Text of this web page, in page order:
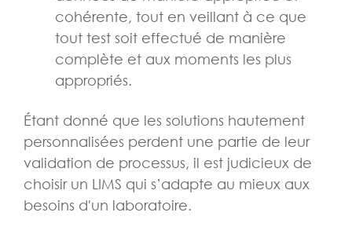
cohérente, tout en veillant à ce que
tout test soit effectué de manière
complète et aux moments les plus
appropriés.
Étant donné que les solutions hautement
personnalisées perdent une partie de leur
validation de processus, il est judicieux de
choisir un LIMS qui s’adapte au mieux aux
besoins d'un laboratoire.